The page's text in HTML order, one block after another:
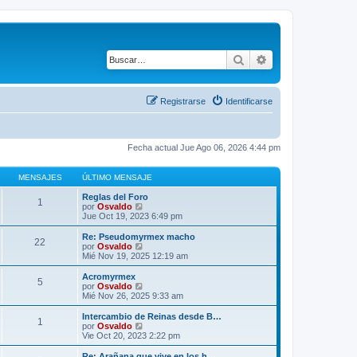
Buscar
Identificarse
Registrarse
Fecha actual Jue Ago 06, 2026 4:44 pm
MENSAJES ÚLTIMO MENSAJE
1
Reglas del Foro
por Osvaldo
e
r
ú
t
m
e
s
j
e
Jue Oct 19, 2023 6:49 pm
22
Re: Pseudomyrmex macho
por Osvaldo
e
r
t
m
o
m
e
Mié Nov 19, 2025 12:19 am
5
Acromyrmex
por Osvaldo
e
r
ú
t
Mié Nov 26, 2025 9:33 am
1
Intercambio de Reinas desde B…
por Osvaldo
e
r
ú
Vie Oct 20, 2023 2:22 pm